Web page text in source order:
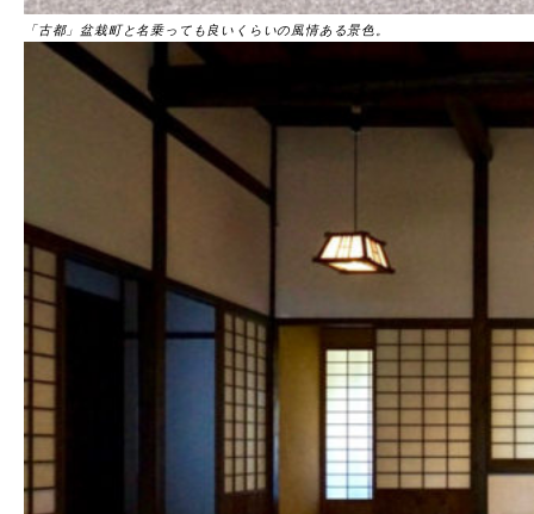
「古都」盆栽町と名乗っても良いくらいの風情ある景色。